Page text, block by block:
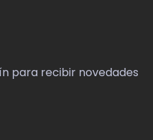
para recibir novedades